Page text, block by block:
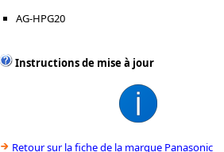
AG-HPG20
Instructions de mise à jour
Retour sur la fiche de la marque Panasonic